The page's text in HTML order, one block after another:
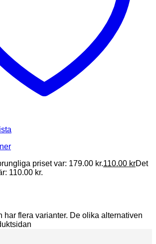
priset var: 179.00 kr.110.00 krDet
110.00 kr.
har flera varianter. De olika alternativen